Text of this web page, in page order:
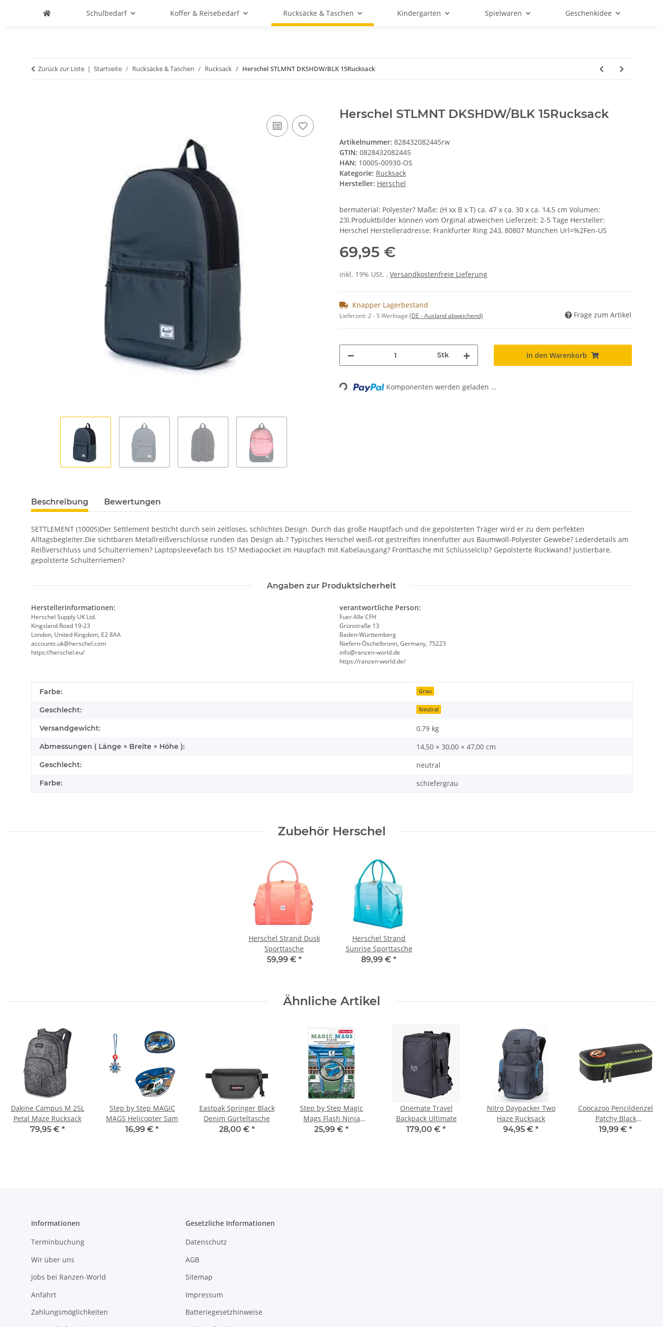
Schulbedarf Koffer & Reisebedarf Rucksäcke & Taschen Kindergarten Spielwaren Geschenkidee
Zurück zur Liste Startseite Rucksäcke & Taschen Rucksack Herschel STLMNT DKSHDW/BLK 15Rucksack
Herschel STLMNT DKSHDW/BLK 15Rucksack
Artikelnummer: 828432082445rw
GTIN: 0828432082445
HAN: 10005-00930-OS
Kategorie: Rucksack
Hersteller: Herschel
bermaterial: Polyester? Maße: (H xx B x T) ca. 47 x ca. 30 x ca. 14,5 cm Volumen:
23l.Produktbilder können vom Orginal abweichen Lieferzeit: 2-5 Tage Hersteller:
Herschel Herstelleradresse: Frankfurter Ring 243, 80807 München Url=%2Fen-US
69,95 €
inkl. 19% USt. , Versandkostenfreie Lieferung
Knapper Lagerbestand
Lieferzeit:2 - 5 Werktage (DE - Ausland abweichend) Frage zum Artikel
Stk In den Warenkorb
Loading... Komponenten werden geladen ...
Beschreibung Bewertungen
SETTLEMENT (10005)Der Settlement besticht durch sein zeitloses, schlichtes Design. Durch das große Hauptfach und die gepolsterten Träger wird er zu dem perfekten
Alltagsbegleiter.Die sichtbaren Metallreißverschlüsse runden das Design ab.? Typisches Herschel weiß-rot gestreiftes Innenfutter aus Baumwoll-Polyester Gewebe? Lederdetails am
Reißverschluss und Schulterriemen? Laptopsleevefach bis 15? Mediapocket im Haupfach mit Kabelausgang? Fronttasche mit Schlüsselclip? Gepolsterte Rückwand? Justierbare,
gepolsterte Schulterriemen?
Angaben zur Produktsicherheit
Herstellerinformationen:
Herschel Supply UK Ltd.
Kingsland Road 19-23
London, United Kingdom, E2 8AA
accounts.uk@herschel.com
https://herschel.eu/
verantwortliche Person:
Fuer Alle CFH
Grünstraße 13
Baden-Württemberg
Niefern-Öschelbronn, Germany, 75223
info@ranzen-world.de
https://ranzen-world.de/
Produkteigenschaft
Wert
Farbe: Grau
Geschlecht: Neutral
Versandgewicht: 0,79 kg
Abmessungen ( Länge × Breite × Höhe ): 14,50 × 30,00 × 47,00 cm
Geschlecht: neutral
Farbe: schiefergrau
Zubehör Herschel
Herschel Strand Dusk
Sporttasche
59,99 € *
Herschel Strand
Sunrise Sporttasche
89,99 € *
Ähnliche Artikel
Dakine Campus M 25L
Petal Maze Rucksack
79,95 € *
Step by Step MAGIC
MAGS Helicopter Sam
16,99 € *
Eastpak Springer Black
Denim Gürteltasche
28,00 € *
Step by Step Magic
Mags Flash Ninja
Quinn
25,99 € *
Onemate Travel
Backpack Ultimate
179,00 € *
Nitro Daypacker Two
Haze Rucksack
94,95 € *
Coocazoo Pencildenzel
Patchy Black
Schlampermäppchen
19,99 € *
Informationen
Terminbuchung
Wir über uns
Jobs bei Ranzen-World
Anfahrt
Zahlungsmöglichkeiten
Gesetzliche Informationen
Datenschutz
AGB
Sitemap
Impressum
Batteriegesetzhinweise